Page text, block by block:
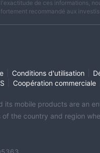
l'exactitude de ces informations,
fortement recommandé aux
Conditions d'utilisation
Coopération commerciale
its mobile products are an
the country and region